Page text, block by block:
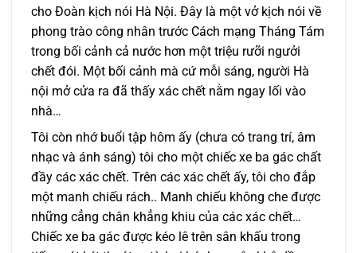
cho Đoàn kịch nói Hà Nội. Đây là một vở kịch nói về
phong trào công nhân trước Cách mạng Tháng Tám
trong bối cảnh cả nước hơn một triệu rưỡi ngưởi
chết đói. Một bối cảnh mà cứ mỗi sáng, người Hà
nội mở cửa ra đã thấy xác chết nằm ngay lối vào
nhà…
Tôi còn nhớ buổi tập hôm ấy (chưa có trang trí, âm
nhạc và ánh sáng) tôi cho một chiếc xe ba gác chất
đầy các xác chết. Trên các xác chết ấy, tôi cho đắp
một manh chiếu rách.. Manh chiếu không che được
những cẳng chân khẳng khiu của các xác chết…
Chiếc xe ba gác được kéo lê trên sân khấu trong